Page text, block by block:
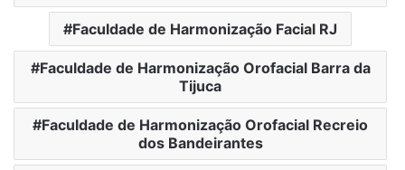
Faculdade de Harmonização Facial RJ
Faculdade de Harmonização Orofacial Barra da
Tijuca
Faculdade de Harmonização Orofacial Recreio
dos Bandeirantes